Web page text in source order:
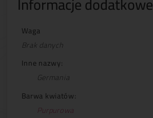
Waga
Brak danych
Inne nazwy:
Germania
Barwa kwiatów:
Purpurowa